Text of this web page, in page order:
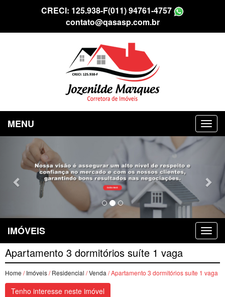
CRECI: 125.938-F(011) 94761-4757
contato@qasasp.com.br
MENU
Previous
IMÓVEIS
Apartamento 3 dormitórios suíte 1 vaga
Home /Imóveis/Residencial /Venda / Apartamento 3 dormitórios suíte 1 vaga
Tenho interesse neste imóvel